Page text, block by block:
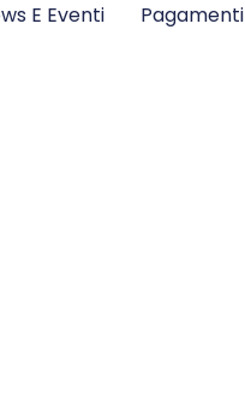
E Eventi Pagamenti